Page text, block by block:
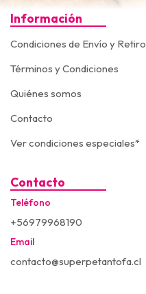
Información
Condiciones de Envío y Retiro
Términos y Condiciones
Quiénes somos
Contacto
Ver condiciones especiales*
Contacto
Teléfono
+56979968190
Email
contacto@superpetantofa.cl